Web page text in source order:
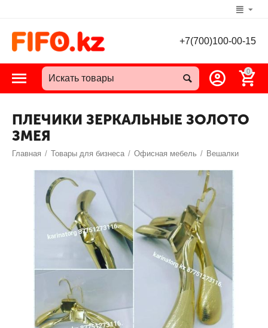
+7(700)100-00-15
0
ПЛЕЧИКИ ЗЕРКАЛЬНЫЕ ЗОЛОТО
ЗМЕЯ
Главная / Товары для бизнеса / Офисная мебель / Вешалки